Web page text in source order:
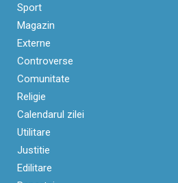
Sport
Magazin
Externe
Controverse
Comunitate
Religie
Calendarul zilei
Utilitare
Justitie
Edilitare